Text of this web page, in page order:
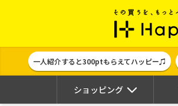
一人紹介すると300ptもらえてハッピー♫
ショッピング